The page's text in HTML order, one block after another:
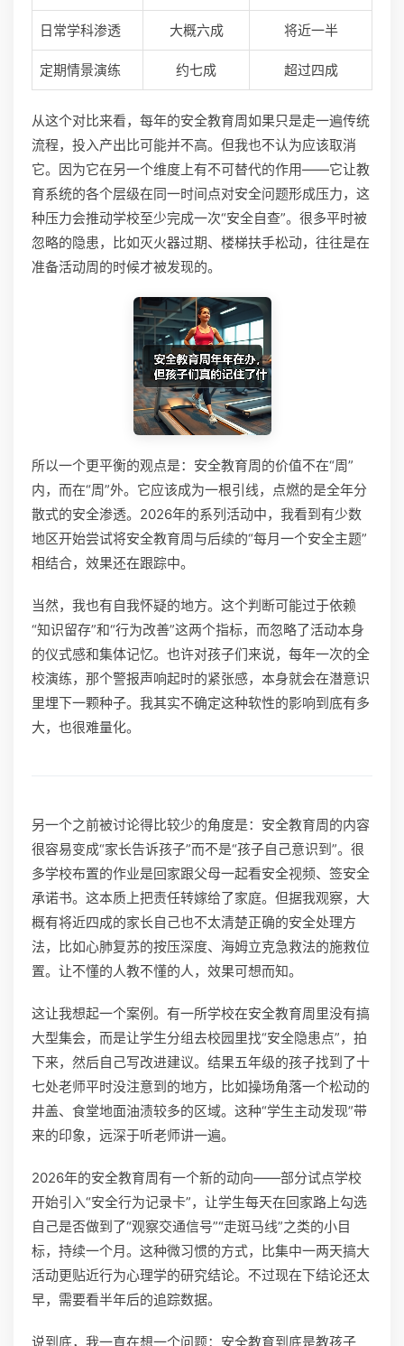
日常学科渗透 大概六成 将近一半
定期情景演练 约七成 超过四成
从这个对比来看，每年的安全教育周如果只是走一遍传统
流程，投入产出比可能并不高。但我也不认为应该取消
它。因为它在另一个维度上有不可替代的作用——它让教
育系统的各个层级在同一时间点对安全问题形成压力，这
种压力会推动学校至少完成一次“安全自查”。很多平时被
忽略的隐患，比如灭火器过期、楼梯扶手松动，往往是在
准备活动周的时候才被发现的。
所以一个更平衡的观点是：安全教育周的价值不在“周”
内，而在“周”外。它应该成为一根引线，点燃的是全年分
散式的安全渗透。2026年的系列活动中，我看到有少数
地区开始尝试将安全教育周与后续的“每月一个安全主题”
相结合，效果还在跟踪中。
当然，我也有自我怀疑的地方。这个判断可能过于依赖
“知识留存”和“行为改善”这两个指标，而忽略了活动本身
的仪式感和集体记忆。也许对孩子们来说，每年一次的全
校演练，那个警报声响起时的紧张感，本身就会在潜意识
里埋下一颗种子。我其实不确定这种软性的影响到底有多
大，也很难量化。
另一个之前被讨论得比较少的角度是：安全教育周的内容
很容易变成“家长告诉孩子”而不是“孩子自己意识到”。很
多学校布置的作业是回家跟父母一起看安全视频、签安全
承诺书。这本质上把责任转嫁给了家庭。但据我观察，大
概有将近四成的家长自己也不太清楚正确的安全处理方
法，比如心肺复苏的按压深度、海姆立克急救法的施救位
置。让不懂的人教不懂的人，效果可想而知。
这让我想起一个案例。有一所学校在安全教育周里没有搞
大型集会，而是让学生分组去校园里找“安全隐患点”，拍
下来，然后自己写改进建议。结果五年级的孩子找到了十
七处老师平时没注意到的地方，比如操场角落一个松动的
井盖、食堂地面油渍较多的区域。这种“学生主动发现”带
来的印象，远深于听老师讲一遍。
2026年的安全教育周有一个新的动向——部分试点学校
开始引入“安全行为记录卡”，让学生每天在回家路上勾选
自己是否做到了“观察交通信号”“走斑马线”之类的小目
标，持续一个月。这种微习惯的方式，比集中一两天搞大
活动更贴近行为心理学的研究结论。不过现在下结论还太
早，需要看半年后的追踪数据。
说到底，我一直在想一个问题：安全教育到底是教孩子